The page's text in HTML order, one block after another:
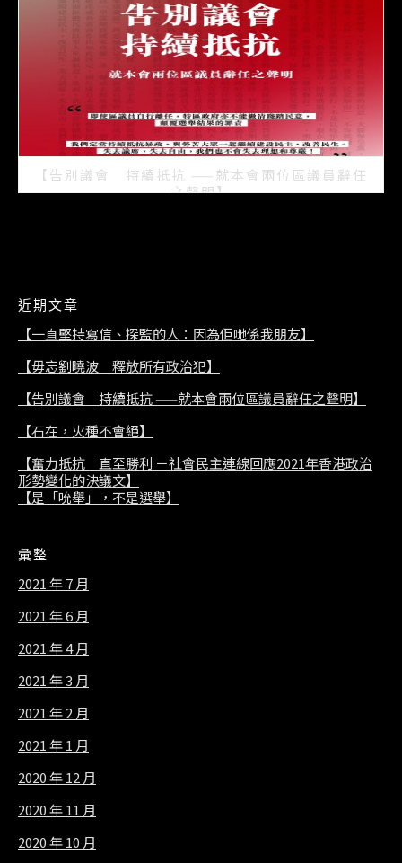
【告別議會 持續抵抗 ——就本會兩位區議員辭任
之聲明】
近期文章
【一直堅持寫信、探監的人：因為佢哋係我朋友】
【毋忘劉曉波 釋放所有政治犯】
【告別議會 持續抵抗 ——就本會兩位區議員辭任之聲明】
【石在，火種不會絕】
【奮力抵抗 直至勝利 －社會民主連線回應2021年香港政治
形勢變化的決議文】
【是「吮舉」，不是選舉】
彙整
2021 年 7 月
2021 年 6 月
2021 年 4 月
2021 年 3 月
2021 年 2 月
2021 年 1 月
2020 年 12 月
2020 年 11 月
2020 年 10 月